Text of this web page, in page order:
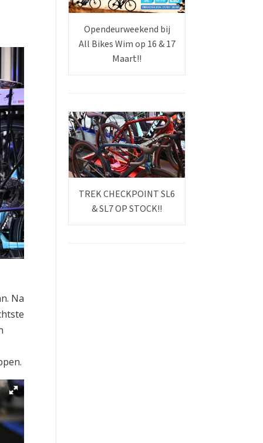
Na
Opendeurweekend bij
All Bikes Wim op 16 & 17
Maart!!
TREK CHECKPOINT SL6
& SL7 OP STOCK!!